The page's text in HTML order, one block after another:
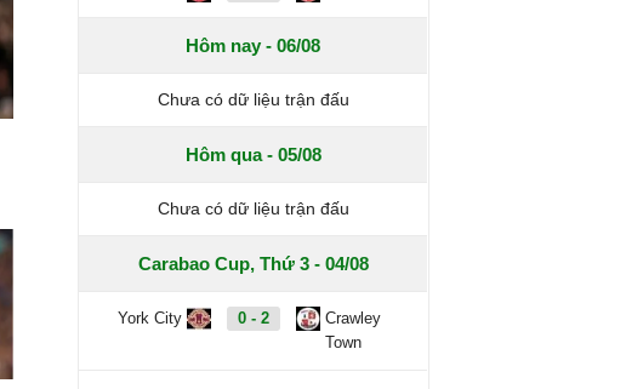
Hôm nay - 06/08
Chưa có dữ liệu trận đấu
Hôm qua - 05/08
Chưa có dữ liệu trận đấu
Carabao Cup, Thứ 3 - 04/08
York City 0 - 2
Crawley
Town